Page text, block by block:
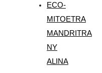
ECO-
MITOETRA
MANDRITRA
NY
ALINA